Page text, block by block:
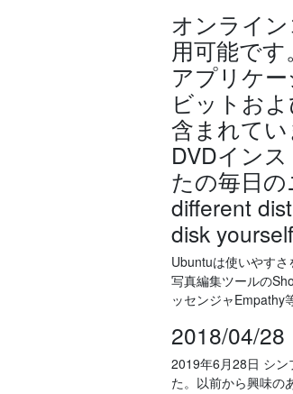
オンライ
用可能で
アプリケ
ビットお
含まれて
DVDイン
たの毎日
different
disk
Ubuntuは使いやす
写真編集ツールの
ッセンジャEmpathy
2018/04/28
2019年6月28日 シ
た。以前から興味の